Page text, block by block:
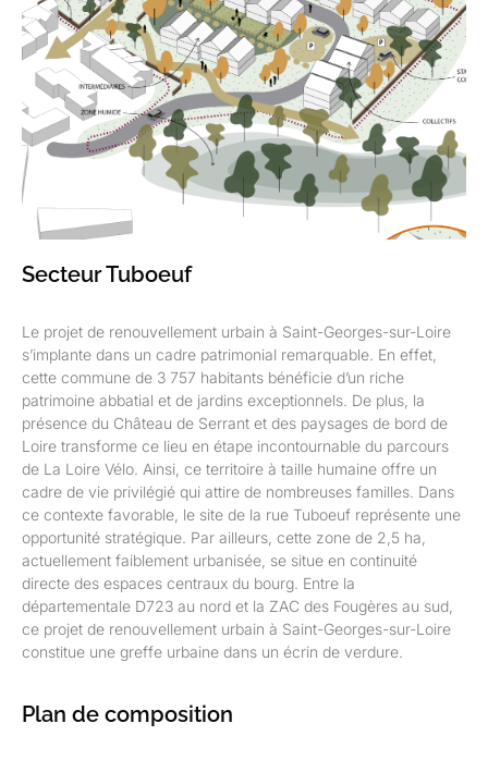
Secteur Tuboeuf
Le projet de renouvellement urbain à Saint-Georges-sur-Loire
s’implante dans un cadre patrimonial remarquable. En effet,
cette commune de 3 757 habitants bénéficie d’un riche
patrimoine abbatial et de jardins exceptionnels. De plus, la
présence du Château de Serrant et des paysages de bord de
Loire transforme ce lieu en étape incontournable du parcours
de La Loire Vélo. Ainsi, ce territoire à taille humaine offre un
cadre de vie privilégié qui attire de nombreuses familles. Dans
ce contexte favorable, le site de la rue Tuboeuf représente une
opportunité stratégique. Par ailleurs, cette zone de 2,5 ha,
actuellement faiblement urbanisée, se situe en continuité
directe des espaces centraux du bourg. Entre la
départementale D723 au nord et la ZAC des Fougères au sud,
ce projet de renouvellement urbain à Saint-Georges-sur-Loire
constitue une greffe urbaine dans un écrin de verdure.
Plan de composition